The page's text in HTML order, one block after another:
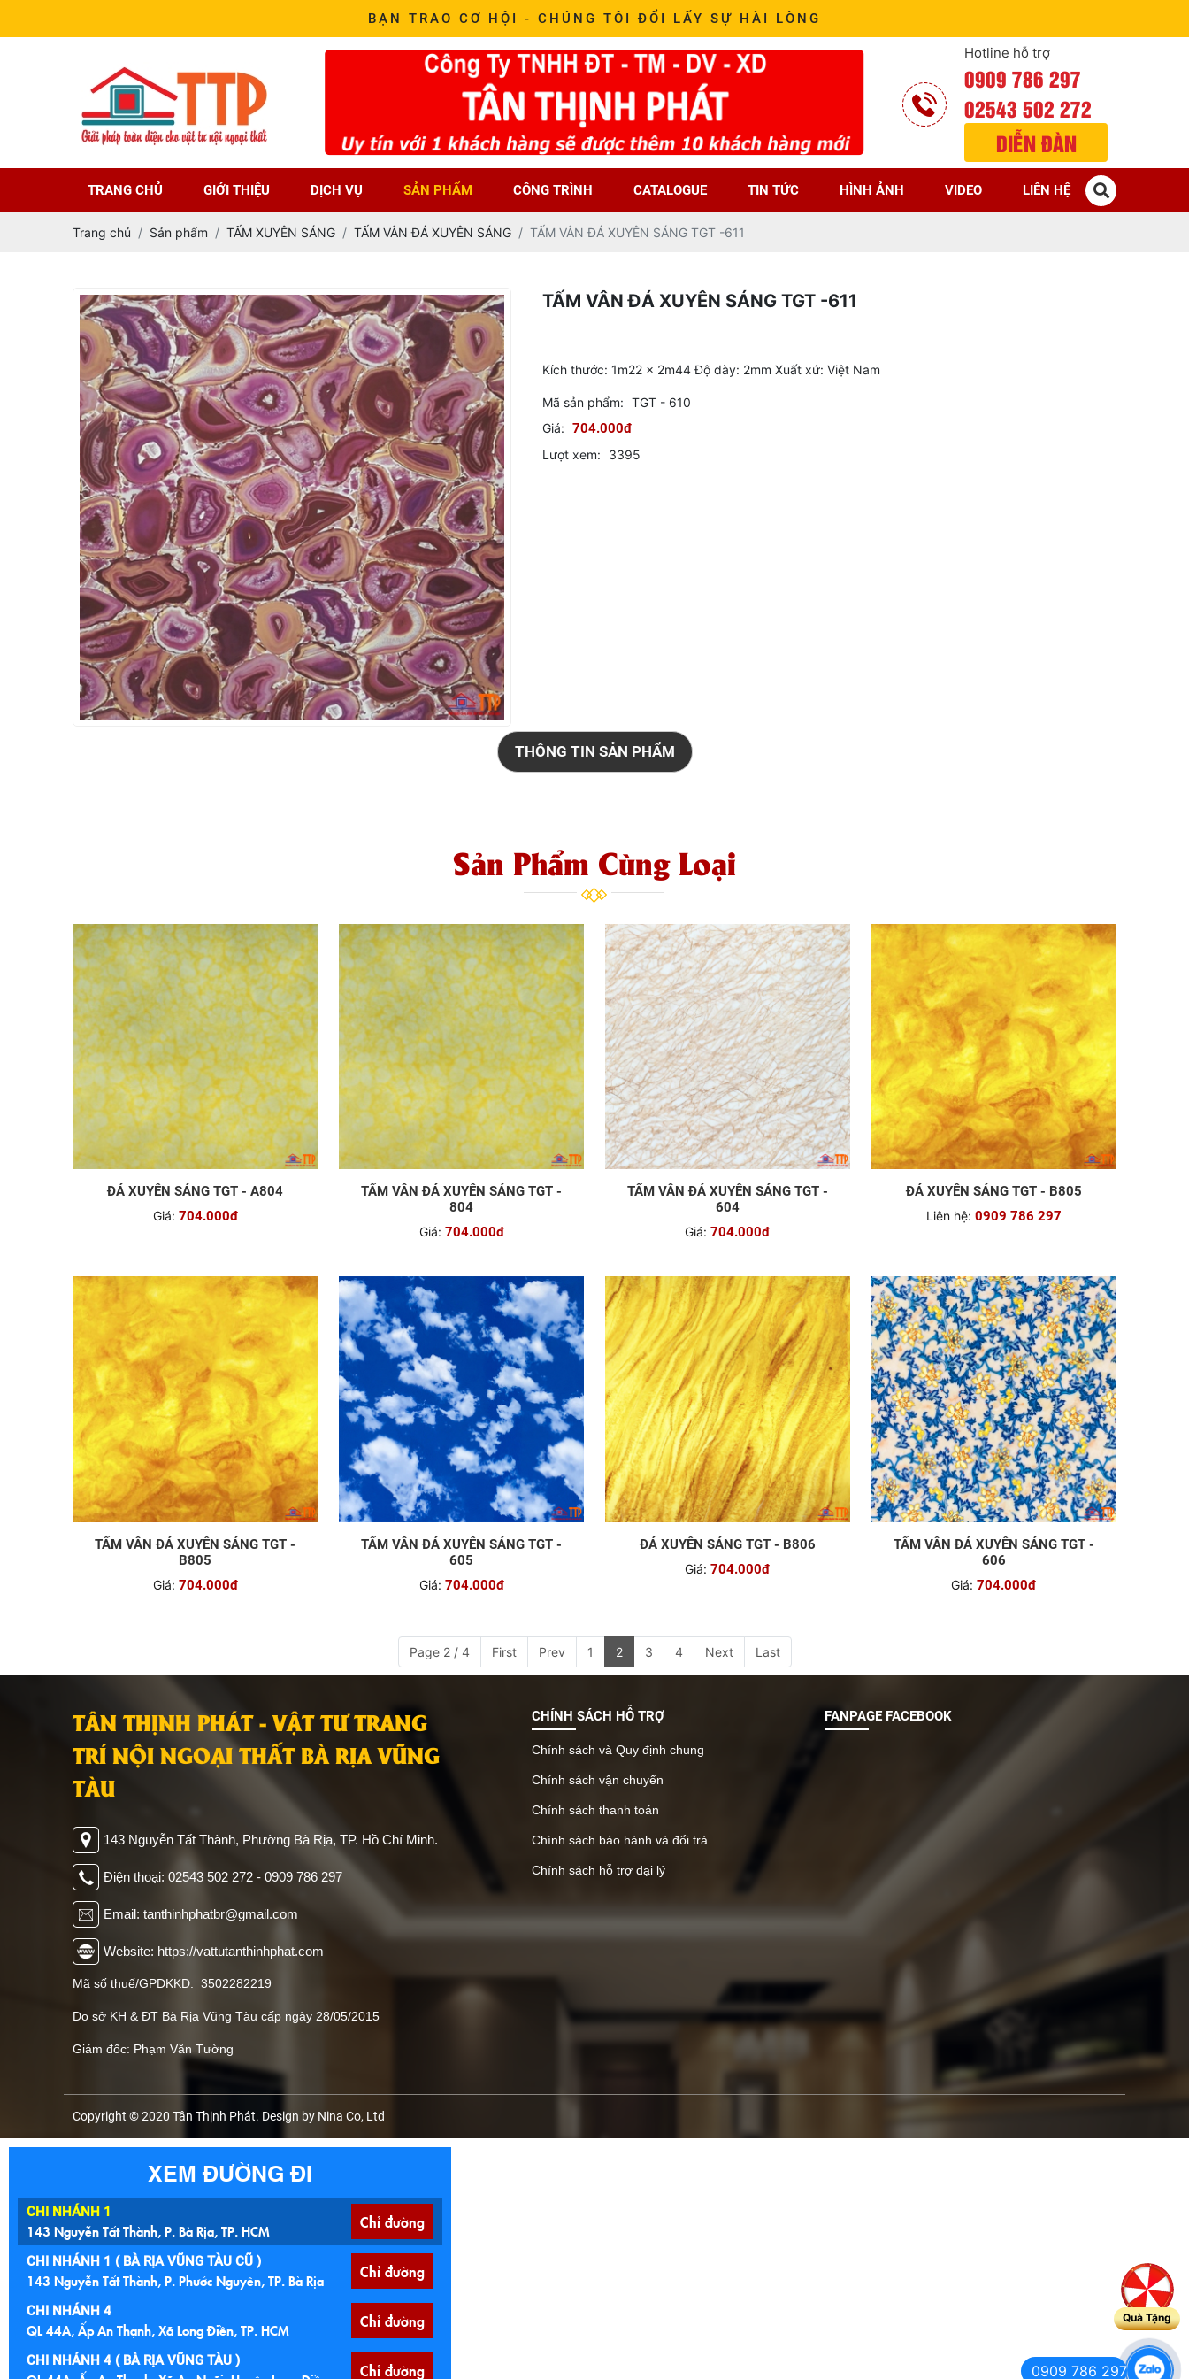
BẠN TRAO CƠ HỘI - CHÚNG TÔI ĐỔI LẤY SỰ HÀI LÒNG
Hotline hỗ trợ
0909 786 297
02543 502 272
DIỄN ĐÀN
TRANG CHỦ GIỚI THIỆU DỊCH VỤ SẢN PHẨM CÔNG TRÌNH CATALOGUE TIN TỨC HÌNH ẢNH VIDEO LIÊN HỆ
Trang chủ Sản phẩm TẤM XUYÊN SÁNG TẤM VÂN ĐÁ XUYÊN SÁNG TẤM VÂN ĐÁ XUYÊN SÁNG TGT -611
TẤM VÂN ĐÁ XUYÊN SÁNG TGT -611
Kích thước: 1m22 x 2m44 Độ dày: 2mm Xuất xứ: Việt Nam
Mã sản phẩm: TGT - 610
Giá: 704.000đ
Lượt xem: 3395
THÔNG TIN SẢN PHẨM
Sản Phẩm Cùng Loại
ĐÁ XUYÊN SÁNG TGT - A804
Giá: 704.000đ
TẤM VÂN ĐÁ XUYÊN SÁNG TGT -
804
Giá: 704.000đ
TẤM VÂN ĐÁ XUYÊN SÁNG TGT -
604
Giá: 704.000đ
ĐÁ XUYÊN SÁNG TGT - B805
Liên hệ: 0909 786 297
TẤM VÂN ĐÁ XUYÊN SÁNG TGT -
B805
Giá: 704.000đ
TẤM VÂN ĐÁ XUYÊN SÁNG TGT -
605
Giá: 704.000đ
ĐÁ XUYÊN SÁNG TGT - B806
Giá: 704.000đ
TẤM VÂN ĐÁ XUYÊN SÁNG TGT -
606
Giá: 704.000đ
Page 2 / 4 First Prev 1 2 3 4 Next Last
TÂN THỊNH PHÁT - VẬT TƯ TRANG
TRÍ NỘI NGOẠI THẤT BÀ RỊA VŨNG
TÀU
143 Nguyễn Tất Thành, Phường Bà Rịa, TP. Hồ Chí Minh.
Điện thoại: 02543 502 272 - 0909 786 297
Email: tanthinhphatbr@gmail.com
Website: https://vattutanthinhphat.com
Mã số thuế/GPDKKD: 3502282219
Do sở KH & ĐT Bà Rịa Vũng Tàu cấp ngày 28/05/2015
Giám đốc: Phạm Văn Tường
CHÍNH SÁCH HỖ TRỢ
Chính sách và Quy định chung
Chính sách vận chuyển
Chính sách thanh toán
Chính sách bảo hành và đổi trả
Chính sách hỗ trợ đại lý
FANPAGE FACEBOOK
Copyright © 2020 Tân Thịnh Phát. Design by Nina Co, Ltd
XEM ĐƯỜNG ĐI
CHI NHÁNH 1
143 Nguyễn Tất Thành, P. Bà Rịa, TP. HCM Chỉ đường
CHI NHÁNH 1 ( BÀ RỊA VŨNG TÀU CŨ )
143 Nguyễn Tất Thành, P. Phước Nguyên, TP. Bà Rịa Chỉ đường
CHI NHÁNH 4
QL 44A, Ấp An Thạnh, Xã Long Điền, TP. HCM Chỉ đường
CHI NHÁNH 4 ( BÀ RỊA VŨNG TÀU ) Chỉ đường
Quà Tặng
0909 786 297